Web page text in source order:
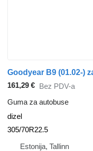
161,29 € Bez PDV-a
Guma za autobuse
dizel
305/70R22.5
Estonija, Tallinn